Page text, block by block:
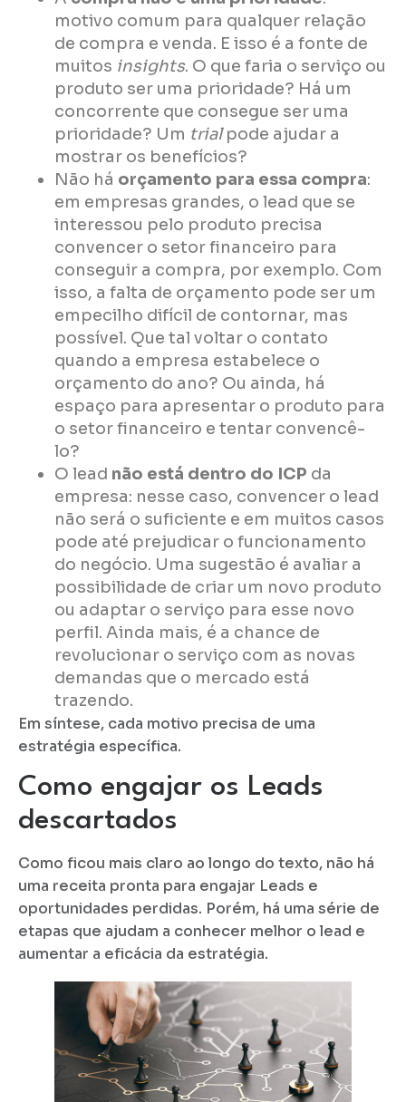
motivo comum para qualquer relação
de compra e venda. E isso é a fonte de
muitos insights. O que faria o serviço ou
produto ser uma prioridade? Há um
concorrente que consegue ser uma
prioridade? Um trialpode ajudar a
mostrar os benefícios?
Não há orçamento para essa compra:
em empresas grandes, o lead que se
interessou pelo produto precisa
convencer o setor financeiro para
conseguir a compra, por exemplo. Com
isso, a falta de orçamento pode ser um
empecilho difícil de contornar, mas
possível. Que tal voltar o contato
quando a empresa estabelece o
orçamento do ano? Ou ainda, há
espaço para apresentar o produto para
o setor financeiro e tentar convencê-
lo?
O lead não está dentro do ICP da
empresa: nesse caso, convencer o lead
não será o suficiente e em muitos casos
pode até prejudicar o funcionamento
do negócio. Uma sugestão é avaliar a
possibilidade de criar um novo produto
ou adaptar o serviço para esse novo
perfil. Ainda mais, é a chance de
revolucionar o serviço com as novas
demandas que o mercado está
trazendo.
Em síntese, cada motivo precisa de uma
estratégia específica.
Como engajar os Leads
descartados
Como ficou mais claro ao longo do texto, não há
uma receita pronta para engajar Leads e
oportunidades perdidas. Porém, há uma série de
etapas que ajudam a conhecer melhor o lead e
aumentar a eficácia da estratégia.